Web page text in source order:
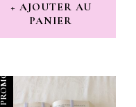
AJOUTER AU
PANIER
!